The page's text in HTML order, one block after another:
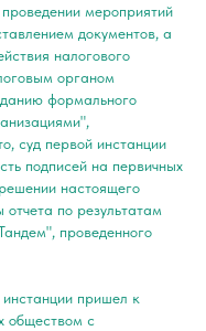
мероприятий
документов, а
налогового
органом
формального
суд первой инстанции
подписей на первичных
настоящего
по результатам
проведенного
пришел к
обществом с